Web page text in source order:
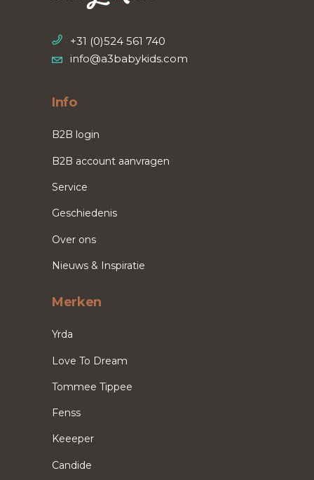
+31 (0)524 561 740
info@a3babykids.com
Info
B2B login
B2B account aanvragen
Service
Geschiedenis
Over ons
Nieuws & Inspiratie
Merken
Yrda
Love To Dream
Tommee Tippee
Fenss
Keeeper
Candide